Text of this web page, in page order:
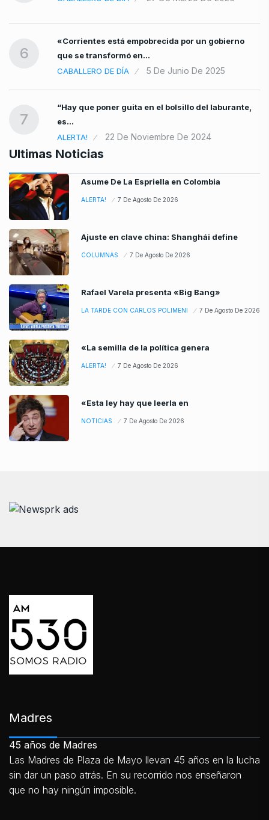
6
«Corrientes está empobrecida por un gobierno
que se transformó en…
CABALLERO DE DÍA
5 De Junio De 2025
7
“Hay que poner guita en el bolsillo del laburante,
es…
ALERTA!
22 De Noviembre De 2024
Ultimas Noticias
Asume De La Espriella en Colombia
ALERTA! 7 De Agosto De 2026
Ajuste en clave china: Shanghái define
COLUMNAS 7 De Agosto De 2026
Rafael Varela presenta «Big Bang»
LA TARDE CON CARLOS POLIMENI 7 De Agosto De 2026
«La semilla de la política genera
ALERTA! 7 De Agosto De 2026
«Esta ley hay que leerla en
NOTICIAS 7 De Agosto De 2026
Madres
45 años de Madres
Las Madres de Plaza de Mayo llevan 45 años en la lucha
sin dar un paso atrás. En su recorrido nos enseñaron
que no hay ningún imposible.